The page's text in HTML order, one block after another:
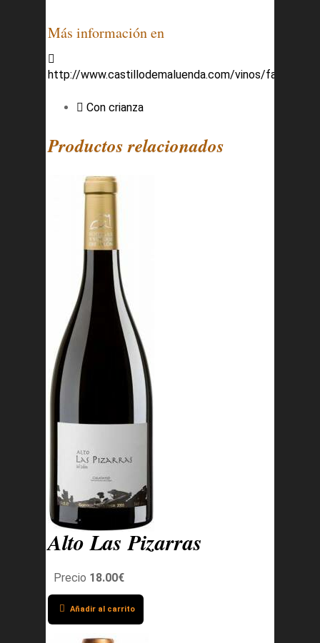
Más información en
http://www.castillodemaluenda.com/vinos/
Con crianza
Productos relacionados
Alto Las Pizarras
Precio 18.00€
Añadir al carrito